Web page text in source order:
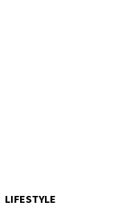
LIFESTYLE